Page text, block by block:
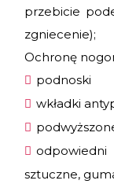
przebicie
zgniecenie);
Ochronę
podnoski
wkładki
sztuczne,